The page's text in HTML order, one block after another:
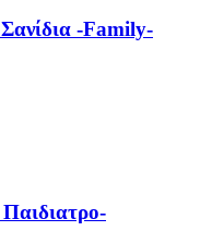
-Family-
Παιδιατρο-